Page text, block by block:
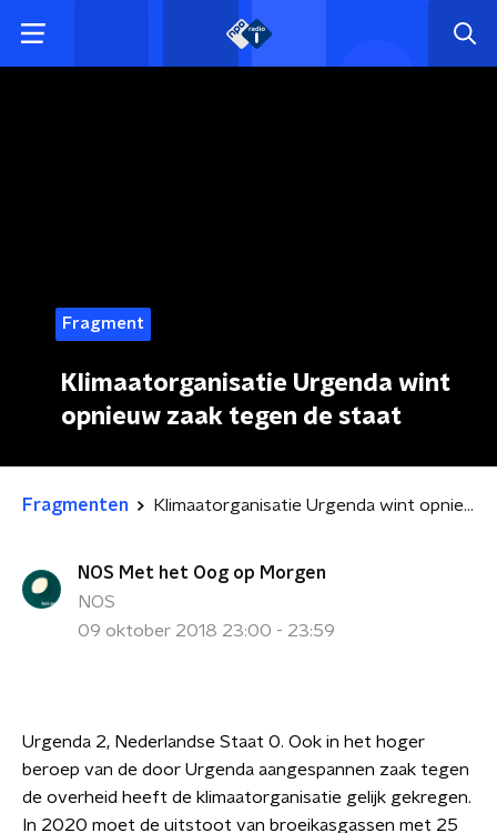
Fragment
Klimaatorganisatie Urgenda wint
opnieuw zaak tegen de staat
Fragmenten Klimaatorganisatie Urgenda wint opnieuw zaak tegen de staat
NOS Met het Oog op Morgen
NOS
09 oktober 2018 23:00 - 23:59
Urgenda 2, Nederlandse Staat 0. Ook in het hoger
beroep van de door Urgenda aangespannen zaak tegen
de overheid heeft de klimaatorganisatie gelijk gekregen.
In 2020 moet de uitstoot van broeikasgassen met 25